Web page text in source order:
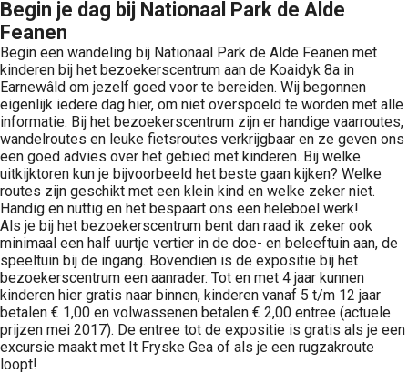
Begin je dag bij Nationaal Park de Alde
Feanen
Begin een wandeling bij Nationaal Park de Alde Feanen met
kinderen bij het bezoekerscentrum aan de Koaidyk 8a in
Earnewâld om jezelf goed voor te bereiden. Wij begonnen
eigenlijk iedere dag hier, om niet overspoeld te worden met alle
informatie. Bij het bezoekerscentrum zijn er handige vaarroutes,
wandelroutes en leuke fietsroutes verkrijgbaar en ze geven ons
een goed advies over het gebied met kinderen. Bij welke
uitkijktoren kun je bijvoorbeeld het beste gaan kijken? Welke
routes zijn geschikt met een klein kind en welke zeker niet.
Handig en nuttig en het bespaart ons een heleboel werk!
Als je bij het bezoekerscentrum bent dan raad ik zeker ook
minimaal een half uurtje vertier in de doe- en beleeftuin aan, de
speeltuin bij de ingang. Bovendien is de expositie bij het
bezoekerscentrum een aanrader. Tot en met 4 jaar kunnen
kinderen hier gratis naar binnen, kinderen vanaf 5 t/m 12 jaar
betalen € 1,00 en volwassenen betalen € 2,00 entree (actuele
prijzen mei 2017). De entree tot de expositie is gratis als je een
excursie maakt met It Fryske Gea of als je een rugzakroute
loopt!